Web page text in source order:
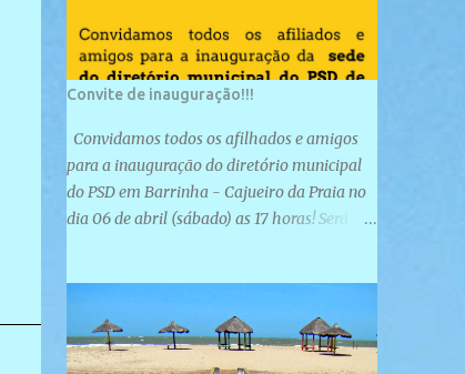
Convite de inauguração!!!
Convidamos todos os afilhados e amigos
para a inauguração do diretório municipal
do PSD em Barrinha - Cajueiro da Praia no
dia 06 de abril (sábado) as 17 horas! Será
localizada na Rua São José, 98 Barrinha -
Cajueiro da Praia.